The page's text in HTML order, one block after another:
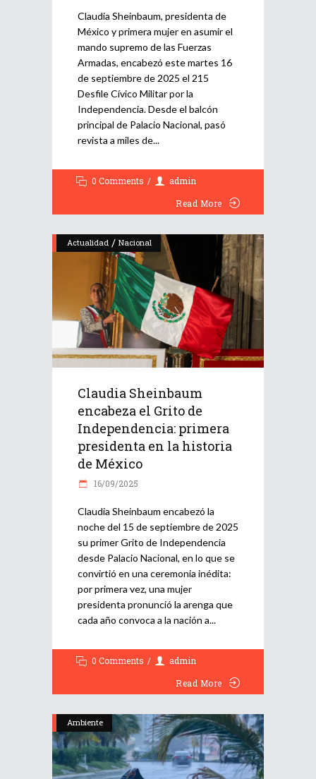
Claudia Sheinbaum, presidenta de
México y primera mujer en asumir el
mando supremo de las Fuerzas
Armadas, encabezó este martes 16
de septiembre de 2025 el 215
Desfile Cívico Militar por la
Independencia. Desde el balcón
principal de Palacio Nacional, pasó
revista a miles de
0 Comments
admin
Read More
Actualidad / Nacional
Claudia Sheinbaum
encabeza el Grito de
Independencia: primera
presidenta en la historia
de México
16/09/2025
Claudia Sheinbaum encabezó la
noche del 15 de septiembre de 2025
su primer Grito de Independencia
desde Palacio Nacional, en lo que se
convirtió en una ceremonia inédita:
por primera vez, una mujer
presidenta pronunció la arenga que
cada año convoca a la nación a
0 Comments
admin
Read More
Ambiente